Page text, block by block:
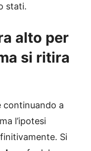
stati.
alto per
si ritira
a
l’ipotesi
Si